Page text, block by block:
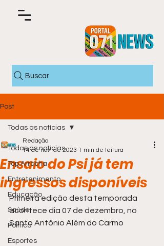
Buscar
Post
Todas as notícias
Top Arrocha
Entretenimento
Educação
Saúde
Política
Esportes
Todas as notícias
Ensaio do Psi já tem
ingressos disponíveis
Redação
14 de nov. de 2023 1 min de leitura
Primeira edição desta temporada
acontece dia 07 de dezembro, no
Santo Antônio Além do Carmo